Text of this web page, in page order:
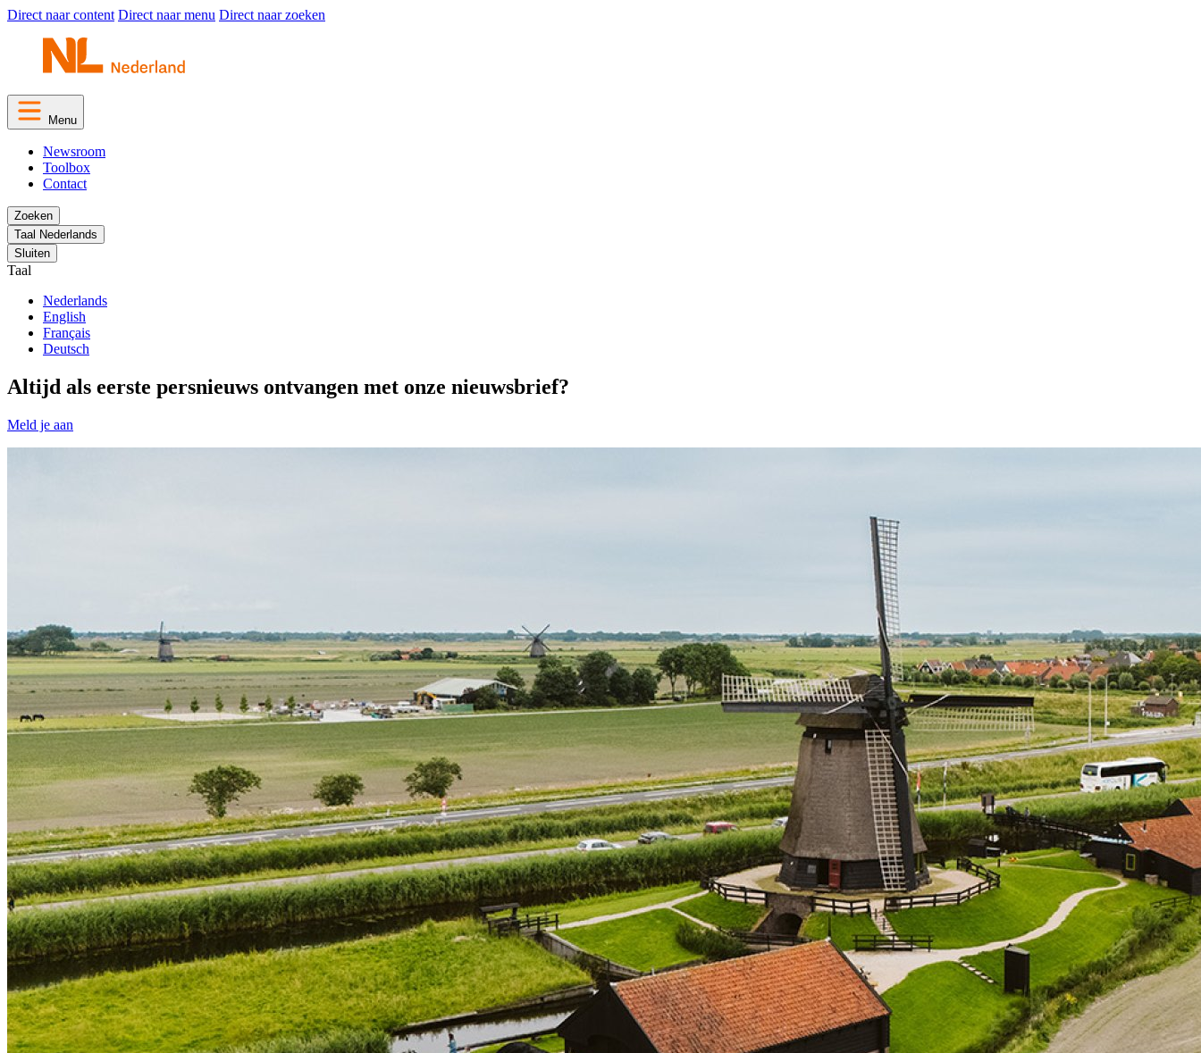
Direct naar content Direct naar menu Direct naar zoeken
Menu
Newsroom
Toolbox
Contact
Zoeken
Taal Nederlands
Sluiten
Taal
Nederlands
English
Français
Deutsch
Altijd als eerste persnieuws ontvangen met onze nieuwsbrief?
Meld je aan